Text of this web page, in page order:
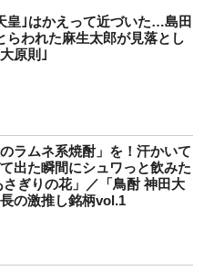
皇｣はかえって近づいた…島田
らわれた麻生太郎が見落とし
原則｣
ラムネ系焼酎」を！汗かいて
出た瞬間にシュワっと飲みた
ぎりの花」／「鳥酎 神田大
の激推し銘柄vol.1